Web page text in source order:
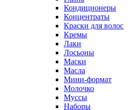
Кондиционеры
Концентраты
Краски для волос
Кремы
Лаки
Лосьоны
Маски
Масла
Мини-формат
Молочко
Муссы
Наборы